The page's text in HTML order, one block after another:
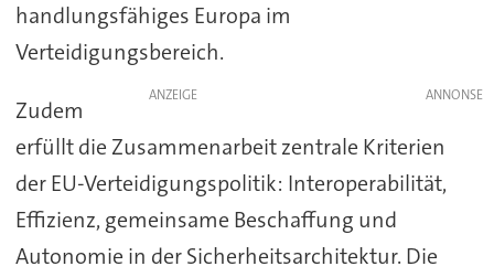
handlungsfähiges Europa im
Verteidigungsbereich.
ANZEIGE
Zudem
erfüllt die Zusammenarbeit zentrale Kriterien
der EU-Verteidigungspolitik: Interoperabilität,
Effizienz, gemeinsame Beschaffung und
Autonomie in der Sicherheitsarchitektur. Die